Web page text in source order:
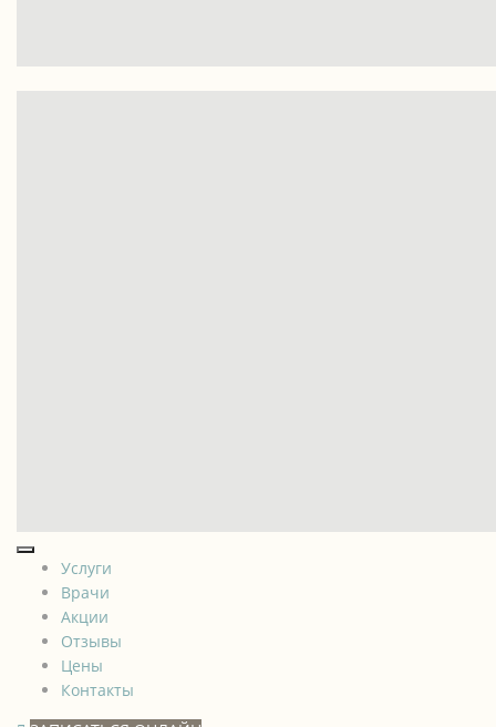
Услуги
Врачи
Акции
Отзывы
Цены
Контакты